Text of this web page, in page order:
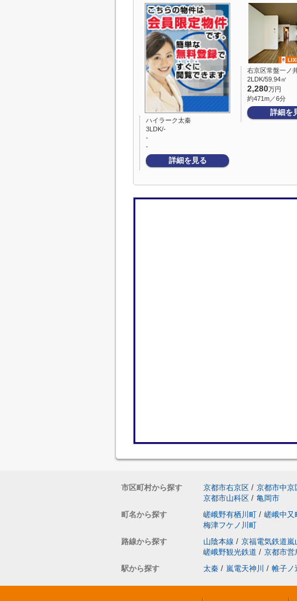
ハイラーク太秦
3LDK/-
-
-
詳細を見る
右京区常盤一ノ
2LDK/59.94㎡
2,280万円
約471m／6分
詳細を
市区町村から探す 京都市右京区 / 京都市中京
京都市山科区 / 亀岡市
町名から探す
嵯峨野有栖川町 / 嵯峨中又
梅津フケノ川町
路線から探す
山陰本線 / 京福電気鉄道嵐
嵯峨野観光鉄道 / 京都市営
駅から探す
太秦 / 嵐電天神川 / 帷子ノ